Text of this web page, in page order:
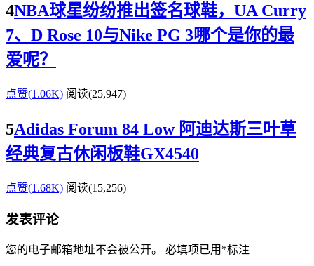
4NBA球星纷纷推出签名球鞋，UA Curry
7、D Rose 10与Nike PG 3哪个是你的最
爱呢？
点赞(1.06K) 阅读(25,947)
5Adidas Forum 84 Low 阿迪达斯三叶草
经典复古休闲板鞋GX4540
点赞(1.68K) 阅读(15,256)
发表评论
您的电子邮箱地址不会被公开。 必填项已用 *标注